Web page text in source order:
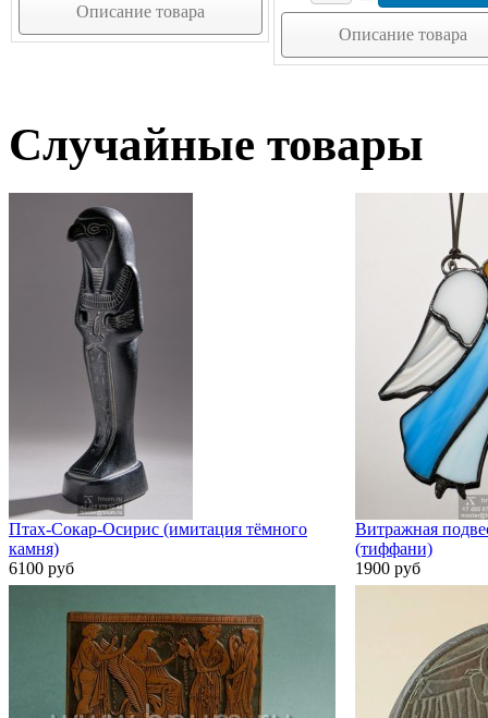
Описание товара
Описание товара
Случайные товары
Птах-Сокар-Осирис (имитация тёмного
камня)
6100 руб
Витражная
(тиффани)
1900 руб